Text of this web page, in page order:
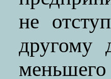
не
другому